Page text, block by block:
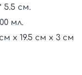
5.5 см.
мл.
х 19.5 см х 3 см